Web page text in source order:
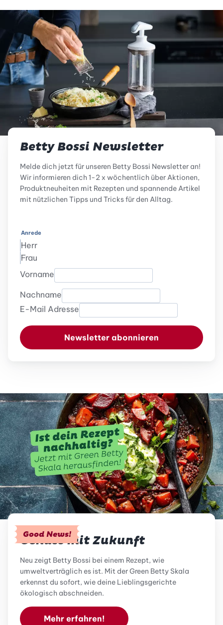
Betty Bossi Newsletter
Melde dich jetzt für unseren Betty Bossi Newsletter an!
Wir informieren dich 1-2 x wöchentlich über Aktionen,
Produktneuheiten mit Rezepten und spannende Artikel
mit nützlichen Tipps und Tricks für den Alltag.
Anrede
Herr
Frau
Vorname
Nachname
E-Mail Adresse
Newsletter abonnieren
Good News!
Genuss mit Zukunft
Neu zeigt Betty Bossi bei einem Rezept, wie
umweltverträglich es ist. Mit der Green Betty Skala
erkennst du sofort, wie deine Lieblingsgerichte
ökologisch abschneiden.
Mehr erfahren!